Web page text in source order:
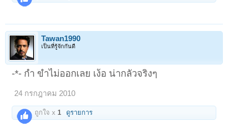
Tawan1990
เป็นที่รู้จักกันดี
-*- กำ ขำไม่ออกเลย เง้อ น่ากลัวจริงๆ
24 กรกฎาคม 2010
ถูกใจ x1 ดูรายการ